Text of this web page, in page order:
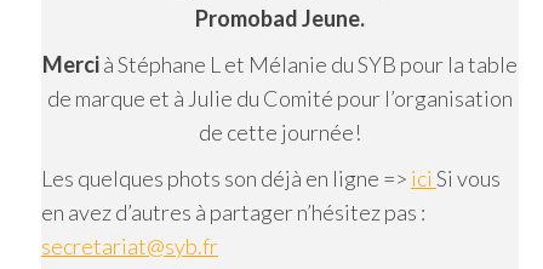
Promobad Jeune.
Mercià Stéphane L et Mélanie du SYB pour la table
de marque et à Julie du Comité pour l’organisation
de cette journée!
Les quelques phots son déjà en ligne => ici Si vous
en avez d’autres à partager n’hésitez pas :
secretariat@syb.fr